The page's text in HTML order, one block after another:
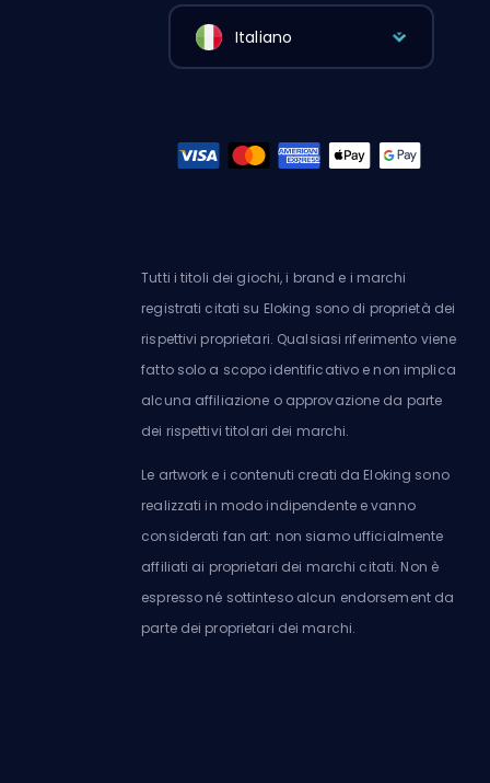
Italiano
Tutti i titoli dei giochi, i brand e i marchi
registrati citati su Eloking sono di proprietà dei
rispettivi proprietari. Qualsiasi riferimento viene
fatto solo a scopo identificativo e non implica
alcuna affiliazione o approvazione da parte
dei rispettivi titolari dei marchi.
Le artwork e i contenuti creati da Eloking sono
realizzati in modo indipendente e vanno
considerati fan art: non siamo ufficialmente
affiliati ai proprietari dei marchi citati. Non è
espresso né sottinteso alcun endorsement da
parte dei proprietari dei marchi.